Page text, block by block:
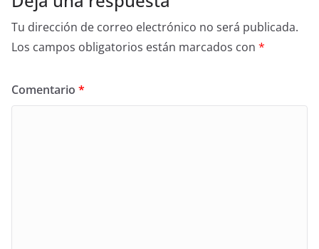
Tu dirección de correo electrónico no será publicada.
Los campos obligatorios están marcados con *
Comentario *